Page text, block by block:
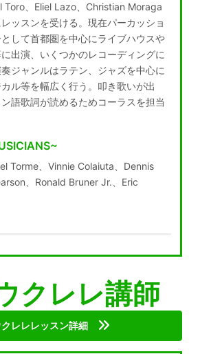
Toro、Eliel Lazo、Christian Moraga
ッスンを受ける。現在パーカッショ
して首都圏を中心にライブハウスや
出演、いくつかのレコーディングに
ジャンルはラテン、ジャズを中心に
ル等を幅広く行う。叩き歌いが出
語歌詞が読めるためコーラスを担当
Torme、Vinnie Colaiuta、Dennis
、Ronald Bruner Jr.、Eric
クレレ講師
クレレレッスン詳細